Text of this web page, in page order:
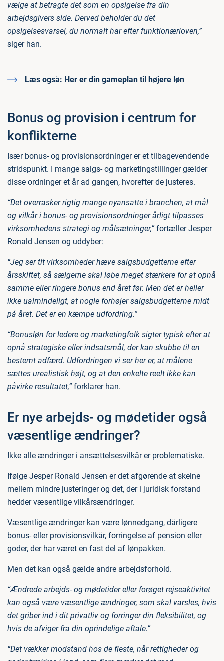
vælge at betragte det som en opsigelse fra din
arbejdsgivers side. Derved beholder du det
opsigelsesvarsel, du normalt har efter funktionærloven,”
siger han.
Læs også: Her er din gameplan til højere løn
Bonus og provision i centrum for
konflikterne
Især bonus- og provisionsordninger er et tilbagevendende
stridspunkt. I mange salgs- og marketingstillinger gælder
disse ordninger et år ad gangen, hvorefter de justeres.
“Det overrasker rigtig mange nyansatte i branchen, at mål
og vilkår i bonus- og provisionsordninger årligt tilpasses
virksomhedens strategi og målsætninger,”fortæller Jesper
Ronald Jensen og uddyber:
“Jeg ser tit virksomheder hæve salgsbudgetterne efter
årsskiftet, så sælgerne skal løbe meget stærkere for at opnå
samme eller ringere bonus end året før. Men det er heller
ikke ualmindeligt, at nogle forhøjer salgsbudgetterne midt
på året. Det er en kæmpe udfordring.”
“Bonusløn for ledere og marketingfolk sigter typisk efter at
opnå strategiske eller indsatsmål, der kan skubbe til en
bestemt adfærd. Udfordringen vi ser her er, at målene
sættes urealistisk højt, og at den enkelte reelt ikke kan
påvirke resultatet,”forklarer han.
Er nye arbejds- og mødetider også
væsentlige ændringer?
Ikke alle ændringer i ansættelsesvilkår er problematiske.
Ifølge Jesper Ronald Jensen er det afgørende at skelne
mellem mindre justeringer og det, der i juridisk forstand
hedder væsentlige vilkårsændringer.
Væsentlige ændringer kan være lønnedgang, dårligere
bonus- eller provisionsvilkår, forringelse af pension eller
goder, der har været en fast del af lønpakken.
Men det kan også gælde andre arbejdsforhold.
“Ændrede arbejds- og mødetider eller forøget rejseaktivitet
kan også være væsentlige ændringer, som skal varsles, hvis
det griber ind i dit privatliv og forringer din fleksibilitet, og
hvis de afviger fra din oprindelige aftale.”
“Det vækker modstand hos de fleste, når rettigheder og